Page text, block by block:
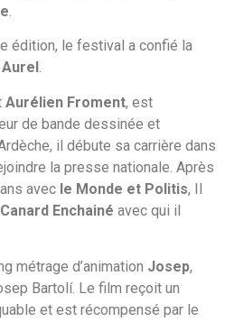
.
édition, le festival a confié la
Aurel .
Aurélien Froment, est
de bande dessinée et
il débute sa carrière dans
la presse nationale. Après
avec le Monde et Politis, Il
Canard Enchainé avec qui il
métrage d’animation Josep,
Bartolí. Le film reçoit un
et est récompensé par le